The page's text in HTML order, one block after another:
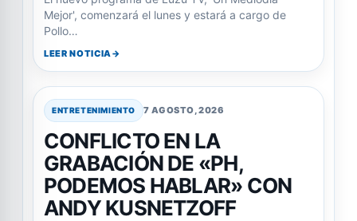
Mejor', comenzará el lunes y estará a cargo de
Pollo…
LEER NOTICIA
ENTRETENIMIENTO 7 AGOSTO, 2026
CONFLICTO EN LA
GRABACIÓN DE «PH,
PODEMOS HABLAR» CON
ANDY KUSNETZOFF